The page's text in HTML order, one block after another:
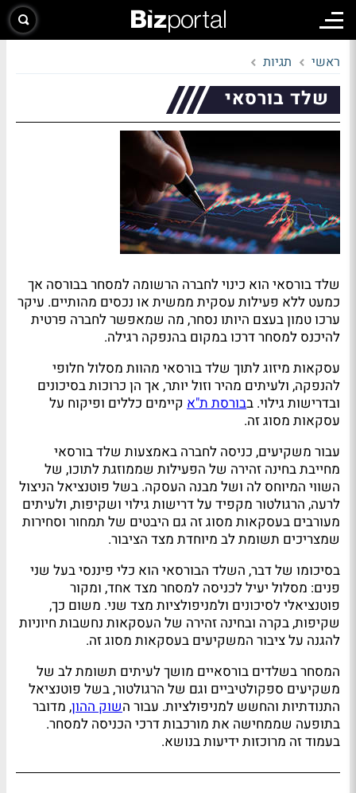
ראשי תגיות
שלד בורסאי
שלד בורסאי הוא כינוי לחברה הרשומה למסחר בבורסה אך
כמעט ללא פעילות עסקית ממשית או נכסים מהותיים. עיקר
ערכו טמון בעצם היותו נסחר, מה שמאפשר לחברה פרטית
להיכנס למסחר דרכו במקום בהנפקה רגילה.
עסקאות מיזוג לתוך שלד בורסאי מהוות מסלול חלופי
להנפקה, ולעיתים מהיר וזול יותר, אך הן כרוכות בסיכונים
ובדרישות גילוי. בבורסת ת"א קיימים כללים ופיקוח על
עסקאות מסוג זה.
עבור משקיעים, כניסה לחברה באמצעות שלד בורסאי
מחייבת בחינה זהירה של הפעילות שממוזגת לתוכו, של
השווי המיוחס לה ושל מבנה העסקה. בשל פוטנציאל הניצול
לרעה, הרגולטור מקפיד על דרישות גילוי ושקיפות, ולעיתים
מעורבים בעסקאות מסוג זה גם היבטים של תמחור וסחירות
שמצריכים תשומת לב מיוחדת מצד הציבור.
בסיכומו של דבר, השלד הבורסאי הוא כלי פיננסי בעל שני
פנים: מסלול יעיל לכניסה למסחר מצד אחד, ומקור
פוטנציאלי לסיכונים ולמניפולציות מצד שני. משום כך,
שקיפות, בקרה ובחינה זהירה של העסקאות נחשבות חיוניות
להגנה על ציבור המשקיעים בעסקאות מסוג זה.
המסחר בשלדים בורסאיים מושך לעיתים תשומת לב של
משקיעים ספקולטיביים וגם של הרגולטור, בשל פוטנציאל
התנודתיות והחשש למניפולציות. עבור השוק ההון, מדובר
בתופעה שממחישה את מורכבות דרכי הכניסה למסחר.
בעמוד זה מרוכזות ידיעות בנושא.